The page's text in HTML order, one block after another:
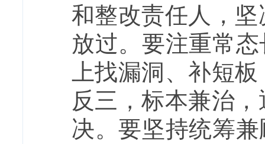
和整改责任人，
放过。要注重常
上找漏洞、补短
反三，标本兼治
决。要坚持统筹